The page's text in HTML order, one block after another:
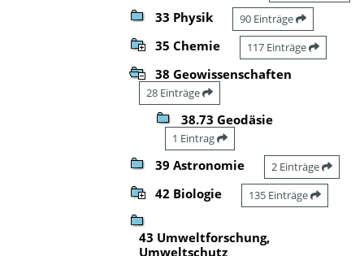
33 Physik 90 Einträge
35 Chemie 117 Einträge
38 Geowissenschaften
28 Einträge
38.73 Geodäsie
1 Eintrag
39 Astronomie 2 Einträge
42 Biologie 135 Einträge
43 Umweltforschung,
Umweltschutz